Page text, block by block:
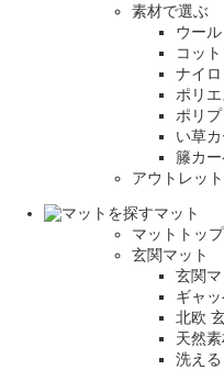
素材で選ぶ
ウー
コッ
ナイ
ポリ
ポリ
い草
籐カー
アウトレット
マット
マットトッ
玄関マット
玄関
ギャ
北欧
天然
洗え